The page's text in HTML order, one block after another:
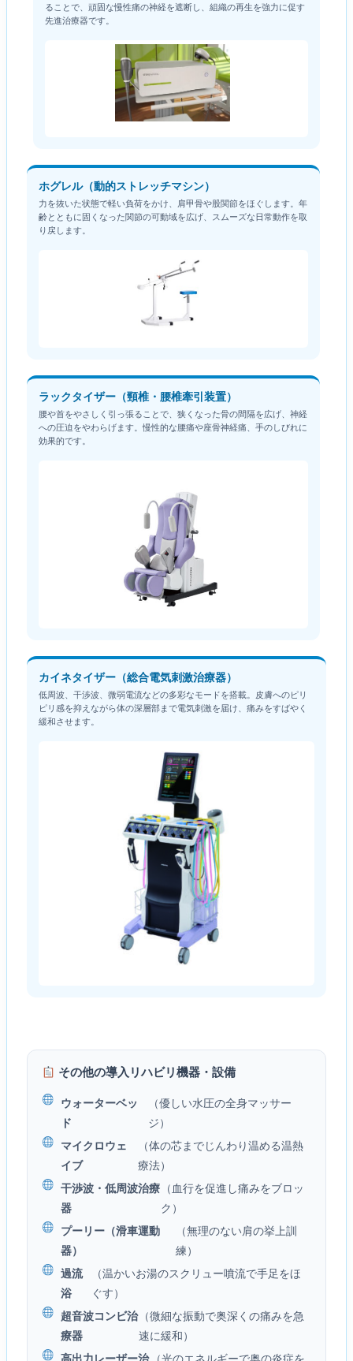
ることで、頑固な慢性痛の神経を遮断し、組織の再生を強力に促す
先進治療器です。
ホグレル（動的ストレッチマシン）
力を抜いた状態で軽い負荷をかけ、肩甲骨や股関節をほぐします。年
齢とともに固くなった関節の可動域を広げ、スムーズな日常動作を取
り戻します。
ラックタイザー（頸椎・腰椎牽引装置）
腰や首をやさしく引っ張ることで、狭くなった骨の間隔を広げ、神経
への圧迫をやわらげます。慢性的な腰痛や座骨神経痛、手のしびれに
効果的です。
カイネタイザー（総合電気刺激治療器）
低周波、干渉波、微弱電流などの多彩なモードを搭載。皮膚へのピリ
ピリ感を抑えながら体の深層部まで電気刺激を届け、痛みをすばやく
緩和させます。
その他の導入リハビリ機器・設備
ウォーターベッ
ド
（優しい水圧の全身マッサー
ジ）
マイクロウェ
イブ
（体の芯までじんわり温める温熱
療法）
干渉波・低周波治療
器
（血行を促進し痛みをブロッ
ク）
プーリー（滑車運動
器）
（無理のない肩の挙上訓
練）
過流
浴
（温かいお湯のスクリュー噴流で手足をほ
ぐす）
超音波コンビ治
療器
（微細な振動で奥深くの痛みを急
速に緩和）